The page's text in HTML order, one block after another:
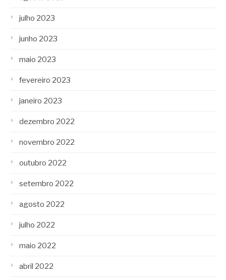
julho 2023
junho 2023
maio 2023
fevereiro 2023
janeiro 2023
dezembro 2022
novembro 2022
outubro 2022
setembro 2022
agosto 2022
julho 2022
maio 2022
abril 2022